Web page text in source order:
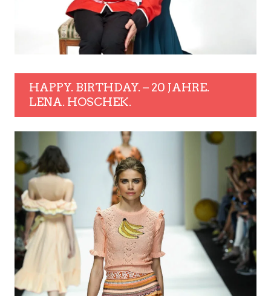
HAPPY. BIRTHDAY. – 20 JAHRE.
LENA. HOSCHEK.